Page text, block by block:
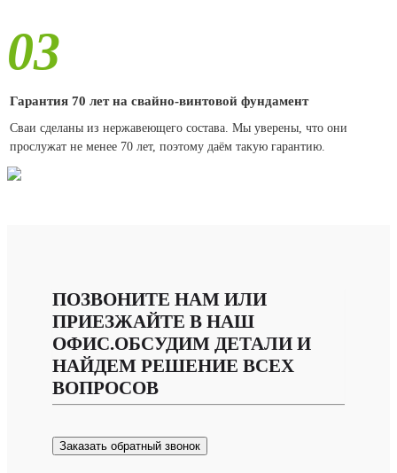
03
Гарантия 70 лет на свайно-винтовой фундамент
Сваи сделаны из нержавеющего состава. Мы уверены, что они
прослужат не менее 70 лет, поэтому даём такую гарантию.
ПОЗВОНИТЕ НАМ ИЛИ
ПРИЕЗЖАЙТЕ В НАШ
ОФИС.ОБСУДИМ ДЕТАЛИ И
НАЙДЕМ РЕШЕНИЕ ВСЕХ
ВОПРОСОВ
Заказать обратный звонок